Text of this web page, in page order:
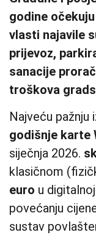
godine
vlasti najavile
prijevoz,
sanacije
troškova
Najveću pažnju
godišnje karte
siječnja 2026.
klasičnom
euro u
povećanju
sustav